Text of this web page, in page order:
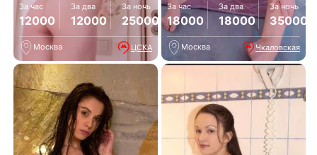
За час
12000
За два
12000
За ночь
25000
Москва ЦСКА
За час
18000
За два
18000
За ночь
35000
Москва Чкаловская